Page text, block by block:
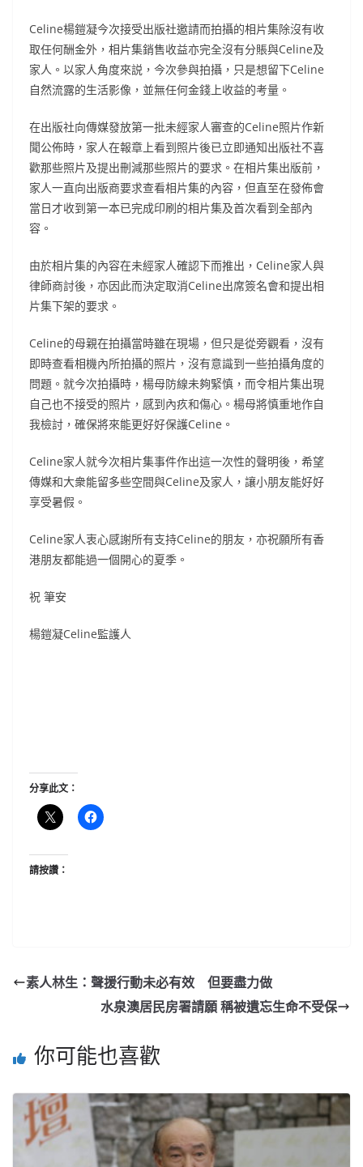
Celine楊鎧凝今次接受出版社邀請而拍攝的相片集除沒有收
取任何酬金外，相片集銷售收益亦完全沒有分賬與Celine及
家人。以家人角度來説，今次參與拍攝，只是想留下Celine
自然流露的生活影像，並無任何金錢上收益的考量。
在出版社向傳媒發放第一批未經家人審查的Celine照片作新
聞公佈時，家人在報章上看到照片後已立即通知出版社不喜
歡那些照片及提出刪減那些照片的要求。在相片集出版前，
家人一直向出版商要求查看相片集的內容，但直至在發佈會
當日才收到第一本已完成印刷的相片集及首次看到全部內
容。
由於相片集的內容在未經家人確認下而推出，Celine家人與
律師商討後，亦因此而決定取消Celine出席簽名會和提出相
片集下架的要求。
Celine的母親在拍攝當時雖在現場，但只是從旁觀看，沒有
即時查看相機內所拍攝的照片，沒有意識到一些拍攝角度的
問題。就今次拍攝時，楊母防線未夠緊慎，而令相片集出現
自己也不接受的照片，感到內疚和傷心。楊母將慎重地作自
我檢討，確保將來能更好好保護Celine。
Celine家人就今次相片集事件作出這一次性的聲明後，希望
傳媒和大衆能留多些空間與Celine及家人，讓小朋友能好好
享受暑假。
Celine家人衷心感謝所有支持Celine的朋友，亦祝願所有香
港朋友都能過一個開心的夏季。
祝 筆安
楊鎧凝Celine監護人
分享此文：
請按讚：
素人林生：聲援行動未必有效 但要盡力做
水泉澳居民房署請願 稱被遺忘生命不受保
你可能也喜歡